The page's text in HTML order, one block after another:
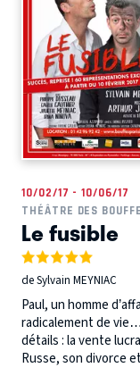
10/02/17 - 10/06/17
THÉÂTRE DES
Le fusible
de Sylvain MEYNIAC
Paul, un homme
radicalement de
détails : la vente
Russe, son divorce